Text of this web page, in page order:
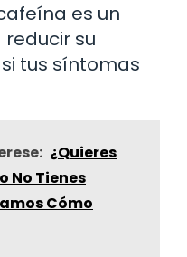
es un
su
tus síntomas
¿Quieres
No Tienes
Cómo